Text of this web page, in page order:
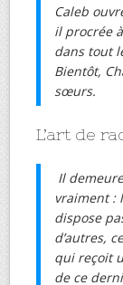
Caleb
il procrée
dans tout
Bientôt,
sœurs.
L’art de
Il
vraiment :
dispose
d’autres,
qui reçoit
de ce